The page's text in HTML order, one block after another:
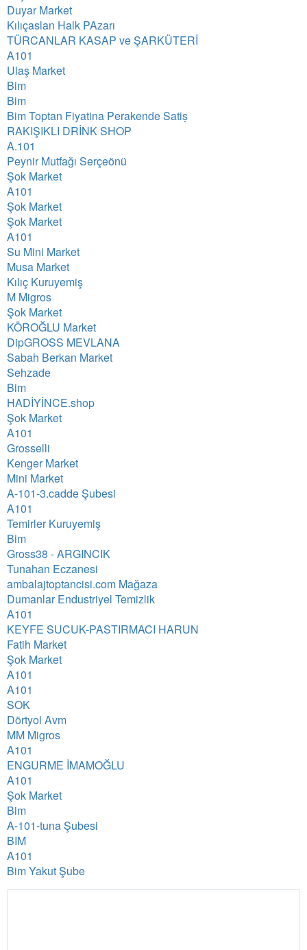
Duyar Market
Kılıçaslan Halk PAzarı
TÜRCANLAR KASAP ve ŞARKÜTERİ
A101
Ulaş Market
Bim
Bim
Bim Toptan Fiyatina Perakende Satiṣ
RAKIŞIKLI DRİNK SHOP
A.101
Peynir Mutfağı Serçeönü
Şok Market
A101
Şok Market
Şok Market
A101
Su Mini Market
Musa Market
Kılıç Kuruyemiş
M Migros
Şok Market
KÖROĞLU Market
DipGROSS MEVLANA
Sabah Berkan Market
Sehzade
Bim
HADİYİNCE.shop
Şok Market
A101
Grosselli
Kenger Market
Mini Market
A-101-3.cadde Şubesi
A101
Temirler Kuruyemiş
Bim
Gross38 - ARGINCIK
Tunahan Eczanesi
ambalajtoptancisi.com Mağaza
Dumanlar Endustriyel Temizlik
A101
KEYFE SUCUK-PASTIRMACI HARUN
Fatih Market
Şok Market
A101
A101
SOK
Dörtyol Avm
MM Migros
A101
ENGURME İMAMOĞLU
A101
Şok Market
Bim
A-101-tuna Şubesi
BIM
A101
Bim Yakut Şube